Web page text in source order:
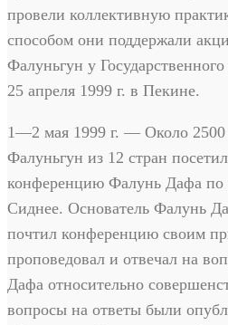
провели коллективную
способом они поддержали
Фалуньгун у
25 апреля 1999 г. в Пекине.
1—2 мая 1999 г. — Около 2500
Фалуньгун из 12 стран
конференцию Фалунь Дафа по
Сиднее. Основатель Фалунь
почтил конференцию своим
проповедовал и отвечал на
Дафа относительно
вопросы на ответы были